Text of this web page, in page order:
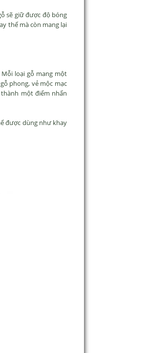
sẽ giữ được độ bóng
thế mà còn mang lại
loại gỗ mang một
phong, vẻ mộc mạc
một điểm nhấn
được dùng như khay